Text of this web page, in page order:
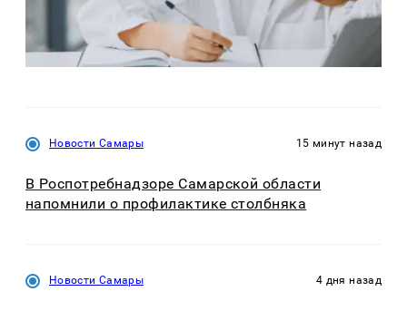
Новости Самары 15 минут назад
В Роспотребнадзоре Самарской области
напомнили о профилактике столбняка
Новости Самары 4 дня назад